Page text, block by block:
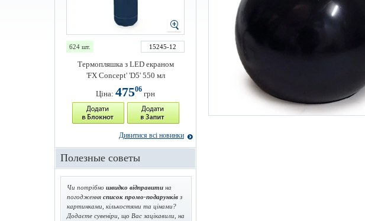
624 шт. 15245-12
Термопляшка з LED екраном
'FX Concept' 'D5' 550 мл
Ціна: 47506 грн
Дивитися всі новинки
Полезные советы
Чи потрібно швидко відправити на
погодження список промо-подарунків з
картинками, кількостями та цінами?
Додаєте сувеніри, що Вас зацікавили, на